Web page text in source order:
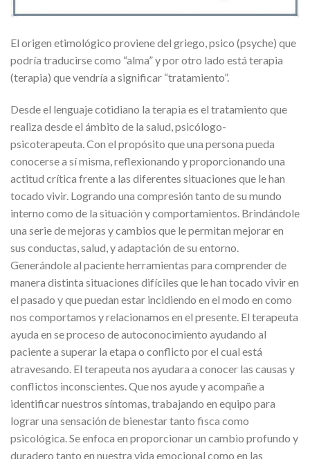
El origen etimológico proviene del griego, psico (psyche) que
podría traducirse como “alma” y por otro lado está terapia
(terapia) que vendría a significar “tratamiento”.
Desde el lenguaje cotidiano la terapia es el tratamiento que
realiza desde el ámbito de la salud, psicólogo-
psicoterapeuta. Con el propósito que una persona pueda
conocerse a sí misma, reflexionando y proporcionando una
actitud crítica frente a las diferentes situaciones que le han
tocado vivir. Logrando una compresión tanto de su mundo
interno como de la situación y comportamientos. Brindándole
una serie de mejoras y cambios que le permitan mejorar en
sus conductas, salud, y adaptación de su entorno.
Generándole al paciente herramientas para comprender de
manera distinta situaciones difíciles que le han tocado vivir en
el pasado y que puedan estar incidiendo en el modo en como
nos comportamos y relacionamos en el presente. El terapeuta
ayuda en se proceso de autoconocimiento ayudando al
paciente a superar la etapa o conflicto por el cual está
atravesando. El terapeuta nos ayudara a conocer las causas y
conflictos inconscientes. Que nos ayude y acompañe a
identificar nuestros síntomas, trabajando en equipo para
lograr una sensación de bienestar tanto fisca como
psicológica. Se enfoca en proporcionar un cambio profundo y
duradero tanto en nuestra vida emocional como en las